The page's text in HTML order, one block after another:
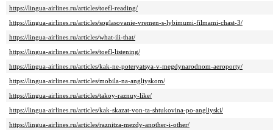
https://lingua-airlines.ru/articles/toefl-reading/
https://lingua-airlines.ru/articles/soglasovanie-vremen-s-lybimumi-filmami-chast-3/
https://lingua-airlines.ru/articles/what-ili-that/
https://lingua-airlines.ru/articles/toefl-listening/
https://lingua-airlines.ru/articles/kak-ne-poteryatsya-v-megdynarodnom-aeroporty/
https://lingua-airlines.ru/articles/mobila-na-angliyskom/
https://lingua-airlines.ru/articles/takoy-raznuy-like/
https://lingua-airlines.ru/articles/kak-skazat-von-ta-shtukovina-po-angliyski/
https://lingua-airlines.ru/articles/raznitza-mezdy-another-i-other/